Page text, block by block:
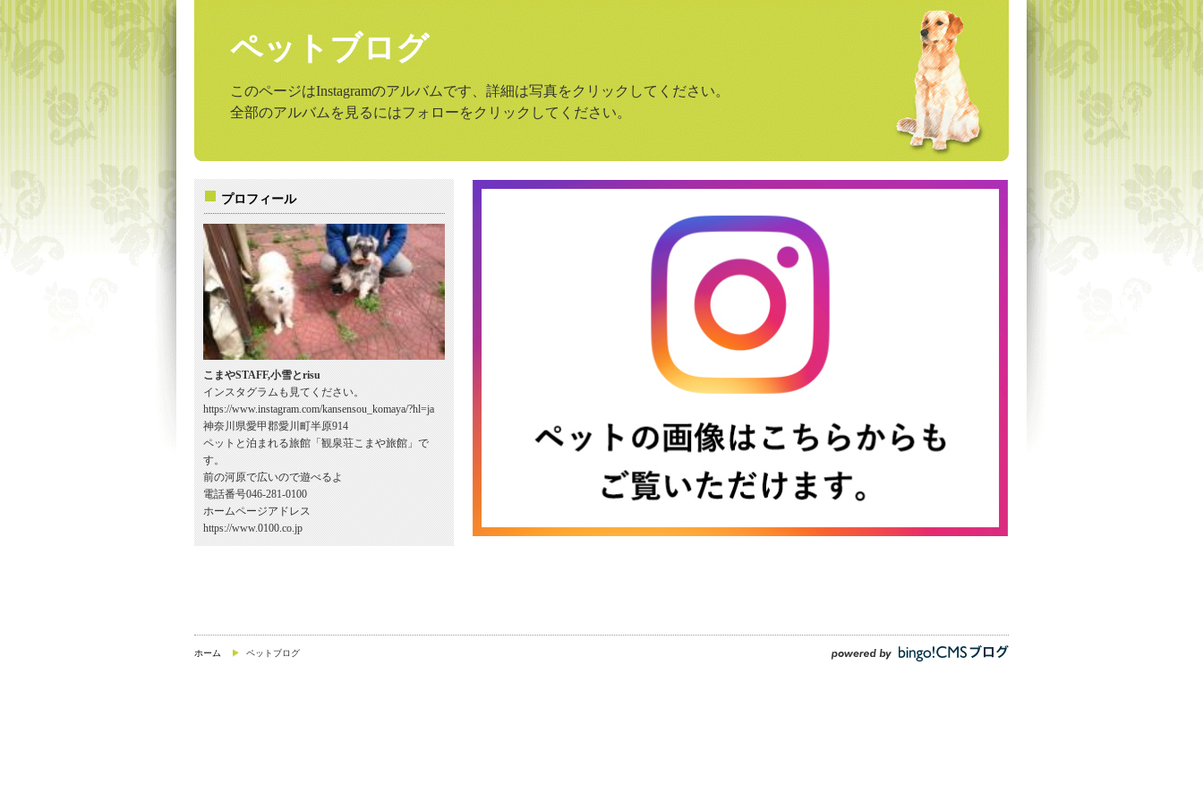
ペットブログ
このページはInstagramのアルバムです、詳細は写真をクリックしてください。
全部のアルバムを見るにはフォローをクリックしてください。
プロフィール
こまやSTAFF,小雪とrisu
インスタグラムも見てください。
https://www.instagram.com/kansensou_komaya/?hl=ja
神奈川県愛甲郡愛川町半原914
ペットと泊まれる旅館「観泉荘こまや旅館」で
す。
前の河原で広いので遊べるよ
電話番号046-281-0100
ホームページアドレス
https://www.0100.co.jp
ホーム ペットブログ